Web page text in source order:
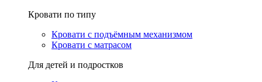
Кровати по типу
Кровати с подъёмным механизмом
Кровати с матрасом
Для детей и подростков